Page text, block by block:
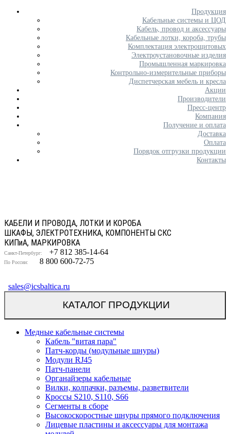
Продукция
Кабельные системы и ЦОД
Кабель, провод и аксессуары
Кабельные лотки, короба, трубы
Комплектация электрощитовых
Электроустановочные изделия
Промышленная маркировка
Контрольно-измерительные приборы
Диспетчерская мебель и кресла
Акции
Производители
Пресс-центр
Компания
Получение и оплата
Доставка
Оплата
Порядок отгрузки продукции
Контакты
КАБЕЛИ И ПРОВОДА, ЛОТКИ И КОРОБА
ШКАФЫ, ЭЛЕКТРОТЕХНИКА, КОМПОНЕНТЫ СКС
КИПиА, МАРКИРОВКА
Санкт-Петербург: +7 812 385-14-64
По России: 8 800 600-72-75
sales@icsbaltica.ru
КАТАЛОГ ПРОДУКЦИИ
Медные кабельные системы
Кабель "витая пара"
Патч-корды (модульные шнуры)
Модули RJ45
Патч-панели
Органайзеры кабельные
Вилки, колпачки, разъемы, разветвители
Кроссы S210, S110, S66
Сегменты в сборе
Высокоскоростные шнуры прямого подключения
Лицевые пластины и аксессуары для монтажа